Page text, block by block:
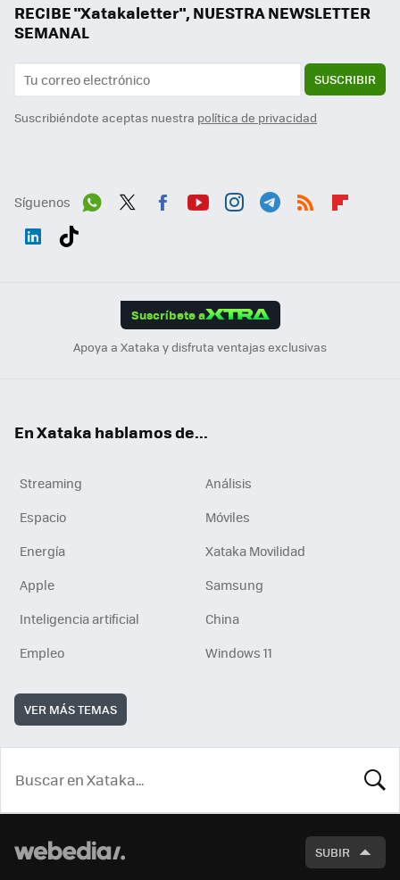
RECIBE "Xatakaletter", NUESTRA NEWSLETTER
SEMANAL
SUSCRIBIR
Suscribiéndote aceptas nuestra política de privacidad
Síguenos
Suscríbete a
Apoya a Xataka y disfruta ventajas exclusivas
En Xataka hablamos de...
Streaming
Análisis
Espacio
Móviles
Energía
Xataka Movilidad
Apple
Samsung
Inteligencia artificial
China
Empleo
Windows 11
VER MÁS TEMAS
SUBIR